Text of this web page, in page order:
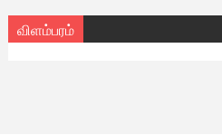
விளம்பரம்